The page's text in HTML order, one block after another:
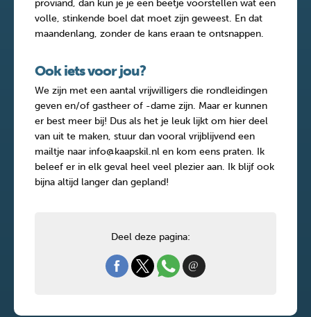
proviand, dan kun je je een beetje voorstellen wat een
volle, stinkende boel dat moet zijn geweest. En dat
maandenlang, zonder de kans eraan te ontsnappen.
Ook iets voor jou?
We zijn met een aantal vrijwilligers die rondleidingen
geven en/of gastheer of -dame zijn. Maar er kunnen
er best meer bij! Dus als het je leuk lijkt om hier deel
van uit te maken, stuur dan vooral vrijblijvend een
mailtje naar info@kaapskil.nl en kom eens praten. Ik
beleef er in elk geval heel veel plezier aan. Ik blijf ook
bijna altijd langer dan gepland!
Deel deze pagina: